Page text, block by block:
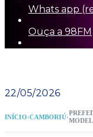
Whats app
Ouça a 98FM
22/05/2026
INÍCIO›CAMBORIÚ›